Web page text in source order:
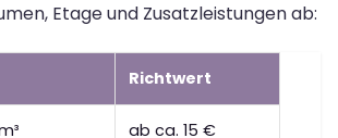
Etage und Zusatzleistungen ab:
Richtwert
ab ca. 15 €